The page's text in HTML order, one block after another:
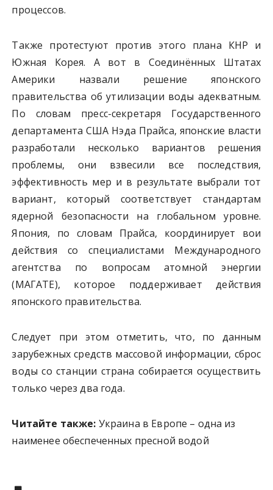
процессов.
Также протестуют против этого плана КНР и
Южная Корея. А вот в Соединённых Штатах
Америки назвали решение японского
правительства об утилизации воды адекватным.
По словам пресс-секретаря Государственного
департамента США Нэда Прайса, японские власти
разработали несколько вариантов решения
проблемы, они взвесили все последствия,
эффективность мер и в результате выбрали тот
вариант, который соответствует стандартам
ядерной безопасности на глобальном уровне.
Япония, по словам Прайса, координирует вои
действия со специалистами Международного
агентства по вопросам атомной энергии
(МАГАТЕ), которое поддерживает действия
японского правительства.
Следует при этом отметить, что, по данным
зарубежных средств массовой информации, сброс
воды со станции страна собирается осуществить
только через два года.
Читайте также: Украина в Европе – одна из
наименее обеспеченных пресной водой